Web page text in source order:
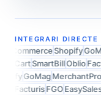
INTEGRARI
Shopify
SmartBillOblio
GoMagMerchantPro
FacturisFGOEasySales